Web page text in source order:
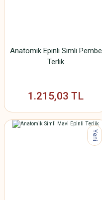
Anatomik Epinli Simli Pembe
Terlik
1.215,03 TL
Yeni